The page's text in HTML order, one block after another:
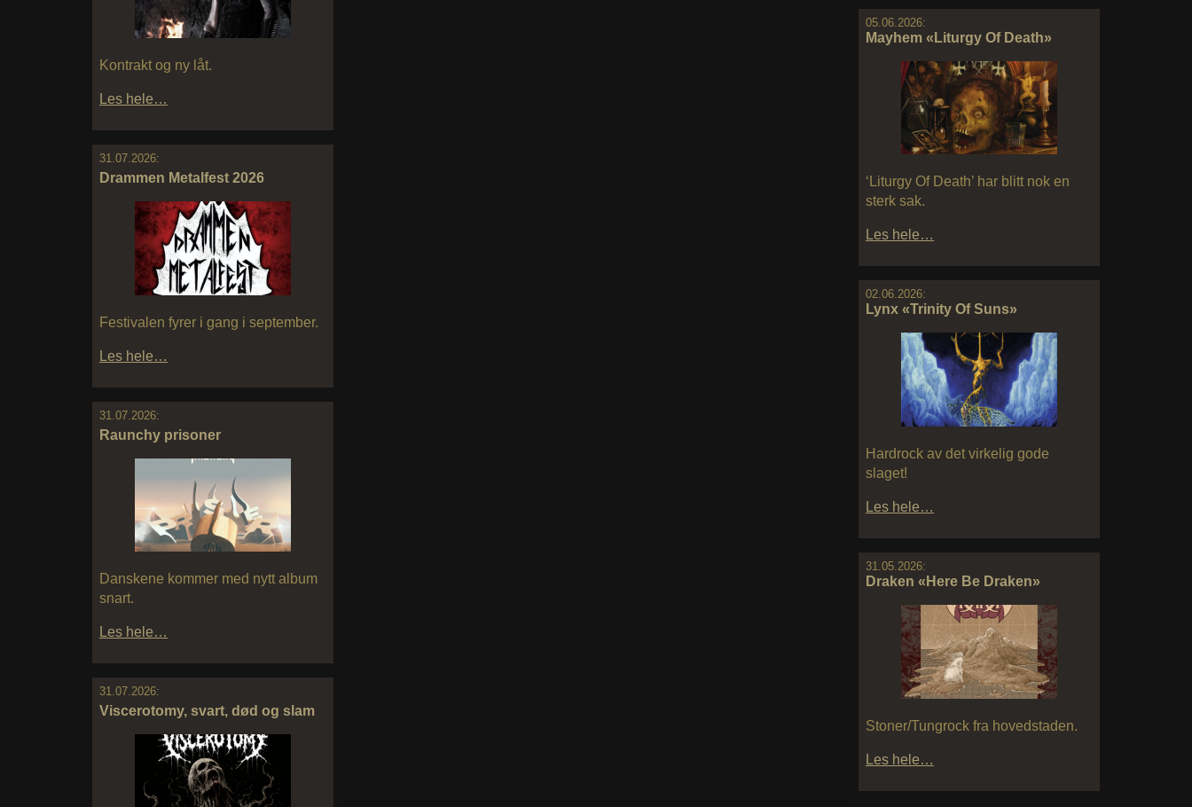
Kontrakt og ny låt.
Les hele…
31.07.2026:
Drammen Metalfest 2026
Festivalen fyrer i gang i september.
Les hele…
31.07.2026:
Raunchy prisoner
Danskene kommer med nytt album
snart.
Les hele…
31.07.2026:
Viscerotomy, svart, død og slam
05.06.2026:
Mayhem «Liturgy Of Death»
‘Liturgy Of Death’ har blitt nok en
sterk sak.
Les hele…
02.06.2026:
Lynx «Trinity Of Suns»
Hardrock av det virkelig gode
slaget!
Les hele…
31.05.2026:
Draken «Here Be Draken»
Stoner/Tungrock fra hovedstaden.
Les hele…